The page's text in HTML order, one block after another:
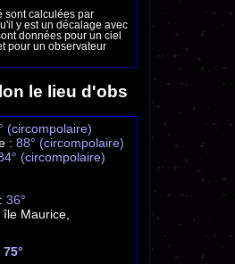
sont calculées par
y est un décalage avec
données pour un ciel
pour un observateur
le lieu d'obs
(circompolaire)
: 88° (circompolaire)
(circompolaire)
36°
île Maurice,
75°